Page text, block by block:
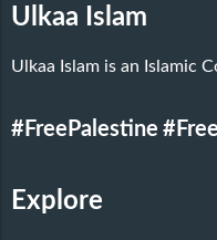
Ulkaa Islam
Ulkaa Islam is an Islamic
#FreePalestine
Explore